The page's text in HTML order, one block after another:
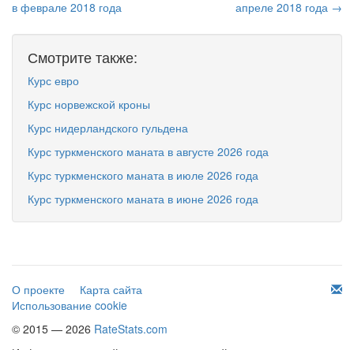
в феврале 2018 года
апреле 2018 года →
Смотрите также:
Курс евро
Курс норвежской кроны
Курс нидерландского гульдена
Курс туркменского маната в августе 2026 года
Курс туркменского маната в июле 2026 года
Курс туркменского маната в июне 2026 года
О проекте
Карта сайта
Использование cookie
© 2015 — 2026 RateStats.com